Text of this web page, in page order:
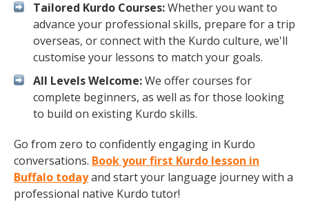
Tailored Kurdo Courses:Whether you want to
advance your professional skills, prepare for a trip
overseas, or connect with the Kurdo culture, we'll
customise your lessons to match your goals.
All Levels Welcome:We offer courses for
complete beginners, as well as for those looking
to build on existing Kurdo skills.
Go from zero to confidently engaging in Kurdo
conversations. Book your first Kurdo lesson in
Buffalo todayand start your language journey with a
professional native Kurdo tutor!